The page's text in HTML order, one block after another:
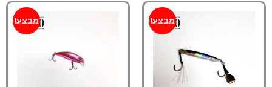
מבצע! מבצע!